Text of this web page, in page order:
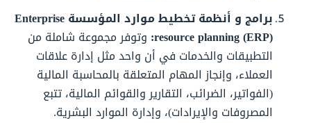
برامج و أنظمة تخطيط موارد المؤسسة Enterprise
resource planning (ERP): وتوفر مجموعة شاملة من
التطبيقات والخدمات في أن واحد مثل إدارة علاقات
العملاء، وإنجاز المهام المتعلقة بالمحاسبة المالية
(الفواتير، الضرائب، التقارير والقوائم المالية، تتبع
المصروفات والإيرادات)، وإدارة الموارد البشرية.